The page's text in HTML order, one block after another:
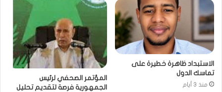
الاستبداد ظاهرة خطيرة على
تماسك الدول
منذ 3 أيام
المؤتمر الصحفي لرئيس
الجمهورية فرصة لتقديم تحليل